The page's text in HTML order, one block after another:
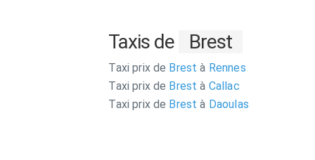
Taxis de Brest
Taxi prix de Brestà Rennes
Taxi prix de Brestà Callac
Taxi prix de Brestà Daoulas